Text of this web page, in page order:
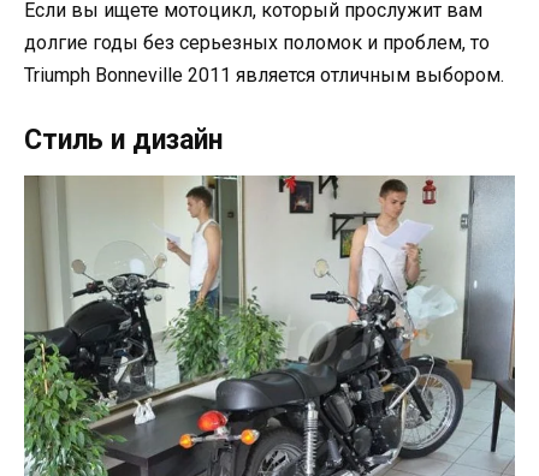
Если вы ищете мотоцикл, который прослужит вам
долгие годы без серьезных поломок и проблем, то
Triumph Bonneville 2011 является отличным выбором.
Стиль и дизайн